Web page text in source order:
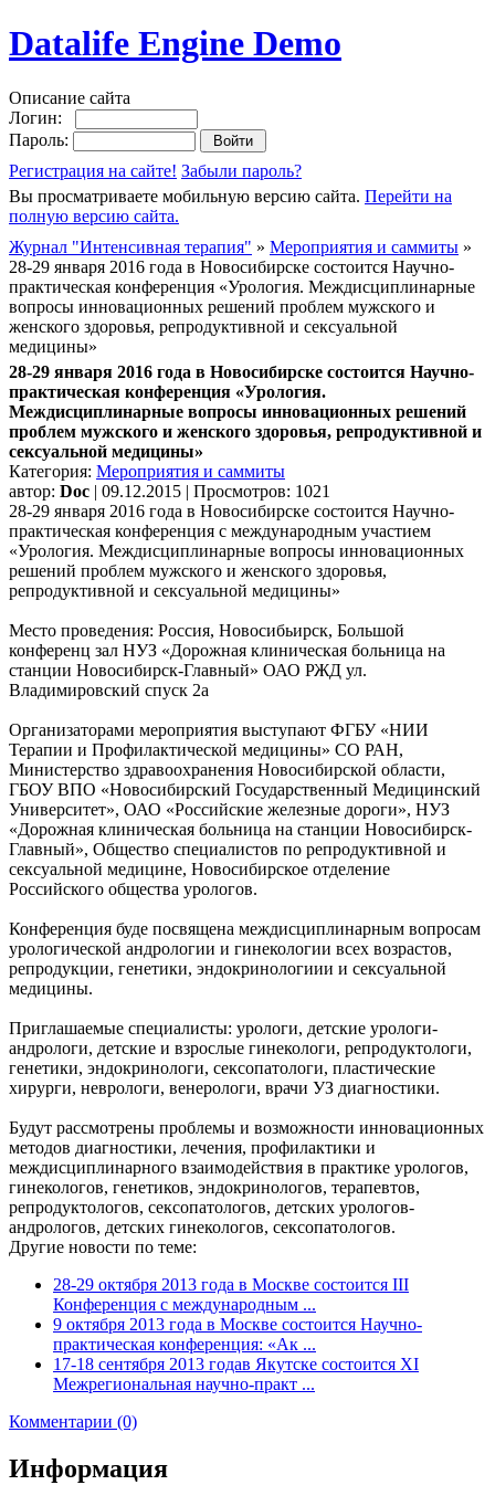
Datalife Engine Demo
Описание сайта
Логин:
Пароль:
Регистрация на сайте! Забыли пароль?
Вы просматриваете мобильную версию сайта. Перейти на
полную версию сайта.
Журнал "Интенсивная терапия" » Мероприятия и саммиты »
28-29 января 2016 года в Новосибирске состоится Научно-
практическая конференция «Урология. Междисциплинарные
вопросы инновационных решений проблем мужского и
женского здоровья, репродуктивной и сексуальной
медицины»
28-29 января 2016 года в Новосибирске состоится Научно-
практическая конференция «Урология.
Междисциплинарные вопросы инновационных решений
проблем мужского и женского здоровья, репродуктивной и
сексуальной медицины»
Категория: Мероприятия и саммиты
автор: Doc | 09.12.2015 | Просмотров: 1021
28-29 января 2016 года в Новосибирске состоится Научно-
практическая конференция с международным участием
«Урология. Междисциплинарные вопросы инновационных
решений проблем мужского и женского здоровья,
репродуктивной и сексуальной медицины»
Место проведения: Россия, Новосибьирск, Большой
конференц зал НУЗ «Дорожная клиническая больница на
станции Новосибирск-Главный» ОАО РЖД ул.
Владимировский спуск 2а
Организаторами мероприятия выступают ФГБУ «НИИ
Терапии и Профилактической медицины» СО РАН,
Министерство здравоохранения Новосибирской области,
ГБОУ ВПО «Новосибирский Государственный Медицинский
Университет», ОАО «Российские железные дороги», НУЗ
«Дорожная клиническая больница на станции Новосибирск-
Главный», Общество специалистов по репродуктивной и
сексуальной медицине, Новосибирское отделение
Российского общества урологов.
Конференция буде посвящена междисциплинарным вопросам
урологической андрологии и гинекологии всех возрастов,
репродукции, генетики, эндокринологиии и сексуальной
медицины.
Приглашаемые специалисты: урологи, детские урологи-
андрологи, детские и взрослые гинекологи, репродуктологи,
генетики, эндокринологи, сексопатологи, пластические
хирурги, неврологи, венерологи, врачи УЗ диагностики.
Будут рассмотрены проблемы и возможности инновационных
методов диагностики, лечения, профилактики и
междисциплинарного взаимодействия в практике урологов,
гинекологов, генетиков, эндокринологов, терапевтов,
репродуктологов, сексопатологов, детских урологов-
андрологов, детских гинекологов, сексопатологов.
Другие новости по теме:
28-29 октября 2013 года в Москве состоится III
Конференция с международным ...
9 октября 2013 года в Москве состоится Научно-
практическая конференция: «Ак ...
17-18 сентября 2013 годав Якутске состоится XI
Межрегиональная научно-практ ...
Комментарии (0)
Информация